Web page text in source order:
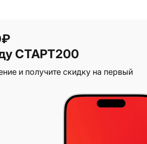
СТАРТ200
и получите скидку на первый